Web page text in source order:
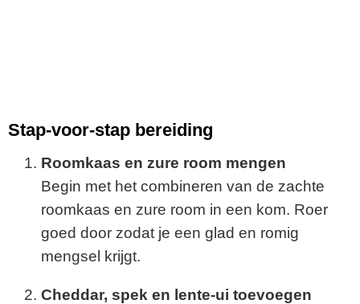
Stap-voor-stap bereiding
Roomkaas en zure room mengen
Begin met het combineren van de zachte
roomkaas en zure room in een kom. Roer
goed door zodat je een glad en romig
mengsel krijgt.
Cheddar, spek en lente-ui toevoegen